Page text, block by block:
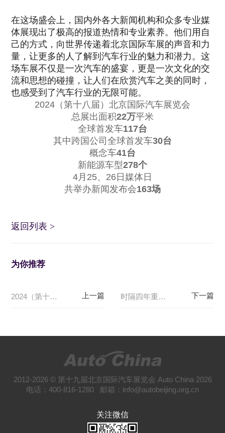
在这场盛会上，国内外各大新闻机构和众多专业媒
体展现出了极高的报道热情和专业素养。他们用自
己的方式，向世界传递着北京国际车展的声音和力
量，让更多的人了解到汽车行业的魅力和潜力。这
场车展不仅是一次汽车的盛宴，更是一次文化的交
流和思想的碰撞，让人们在欣赏汽车之美的同时，
也感受到了汽车行业的无限可能。
2024（第十八届）北京国际汽车展览会
总展出面积22万平米
全球首发车117台
其中跨国公司全球首发车30台
概念车41台
新能源车型278个
4月25、26日媒体日
共举办新闻发布会163场
返回列表 >
为你推荐
2024（第十八界）北京国际汽车展览会出行攻略 时隔四年重磅回归，北京车展零部件展区看点满满
2012-2026 © 第十九届北京国际汽车展览会 Auto China 2026
电话：400-816-1280 邮箱：info@autobeijing.org.cn
关注微信